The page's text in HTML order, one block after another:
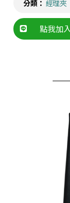
分類： 經理夾
點我加